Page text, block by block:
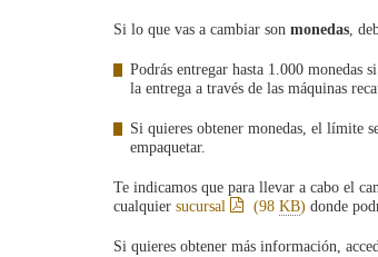
Si lo que vas a cambiar son monedas,
Podrás entregar hasta 1.000 monedas
la entrega a través de las máquinas
Si quieres obtener monedas, el límite
empaquetar.
Te indicamos que para llevar a cabo el
cualquier sucursal (98 KB) donde
Si quieres obtener más información,